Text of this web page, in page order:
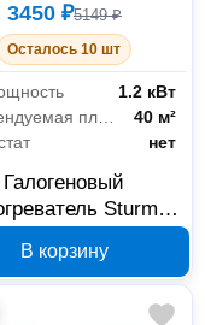
3450 ₽5149 ₽
Осталось 10 шт
1.2 кВт
Рекомендуемая площадь
40 м²
нет
Галогеновый
Sturm
В корзину